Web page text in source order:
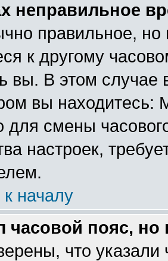
неправильное
правильное,
к другому
вы. В этом
вы
для смены
настроек,
началу
часовой пояс,
что указали